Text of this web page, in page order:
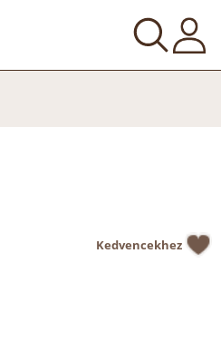
Kedvencekhez